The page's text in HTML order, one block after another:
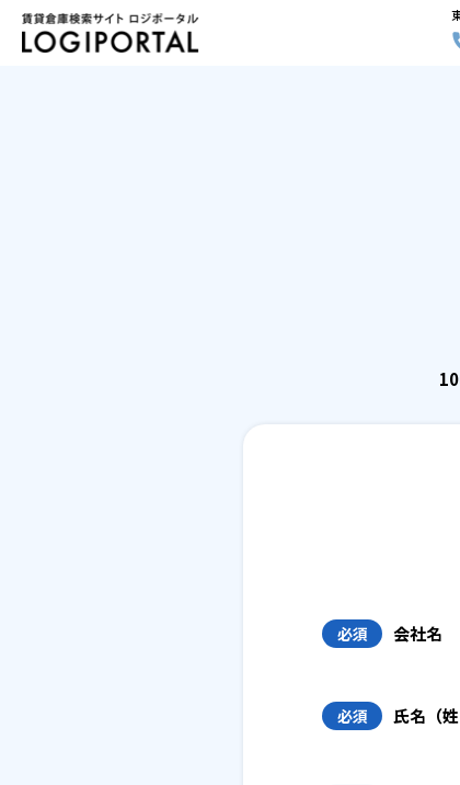
必須 会社名
必須 氏名（姓